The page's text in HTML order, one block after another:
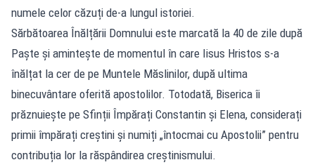
numele celor căzuți de-a lungul istoriei.
Sărbătoarea Înălțării Domnului este marcată la 40 de zile după
Paște și amintește de momentul în care Iisus Hristos s-a
înălțat la cer de pe Muntele Măslinilor, după ultima
binecuvântare oferită apostolilor. Totodată, Biserica îi
prăznuiește pe Sfinții Împărați Constantin și Elena, considerați
primii împărați creștini și numiți „întocmai cu Apostolii” pentru
contribuția lor la răspândirea creștinismului.